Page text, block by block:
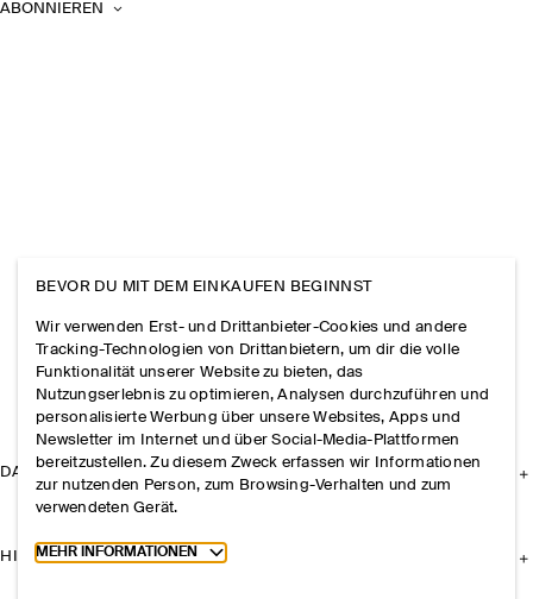
ABONNIEREN
DAS UNTERNEHMEN
HILFE
BEVOR DU MIT DEM EINKAUFEN BEGINNST
Wir verwenden Erst- und Drittanbieter-Cookies und andere
Tracking-Technologien von Drittanbietern, um dir die volle
Funktionalität unserer Website zu bieten, das
Nutzungserlebnis zu optimieren, Analysen durchzuführen und
personalisierte Werbung über unsere Websites, Apps und
Newsletter im Internet und über Social-Media-Plattformen
bereitzustellen. Zu diesem Zweck erfassen wir Informationen
zur nutzenden Person, zum Browsing-Verhalten und zum
verwendeten Gerät.
Toggle more cookie information
MEHR INFORMATIONEN